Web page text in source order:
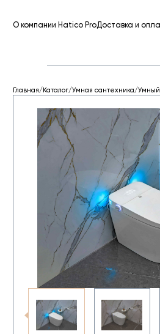
О компании Hatico ProДоставка и
Главная/ Каталог/Умная сантехника/Умный